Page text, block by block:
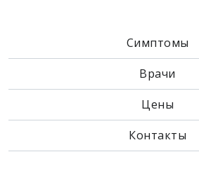
Симптомы
Врачи
Цены
Контакты